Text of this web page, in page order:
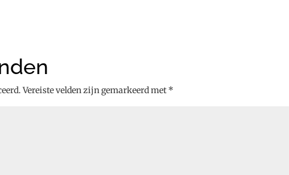
Vereiste velden zijn gemarkeerd met *